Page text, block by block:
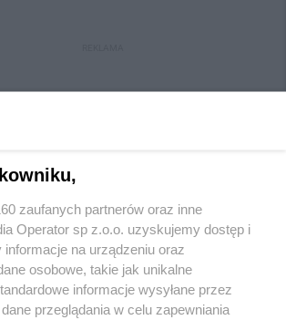
lokalnych
zaufanych partnerów oraz inne
Operator sp z.o.o. uzyskujemy dostęp i
informacje na urządzeniu oraz
osobowe, takie jak unikalne
informacje wysyłane przez
przeglądania w celu zapewniania